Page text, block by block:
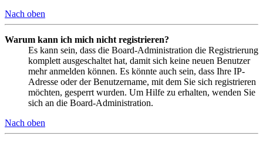
Nach oben
Warum kann ich mich nicht registrieren?
Es kann sein, dass die Board-Administration die Registrierung
komplett ausgeschaltet hat, damit sich keine neuen Benutzer
mehr anmelden können. Es könnte auch sein, dass Ihre IP-
Adresse oder der Benutzername, mit dem Sie sich registrieren
möchten, gesperrt wurden. Um Hilfe zu erhalten, wenden Sie
sich an die Board-Administration.
Nach oben